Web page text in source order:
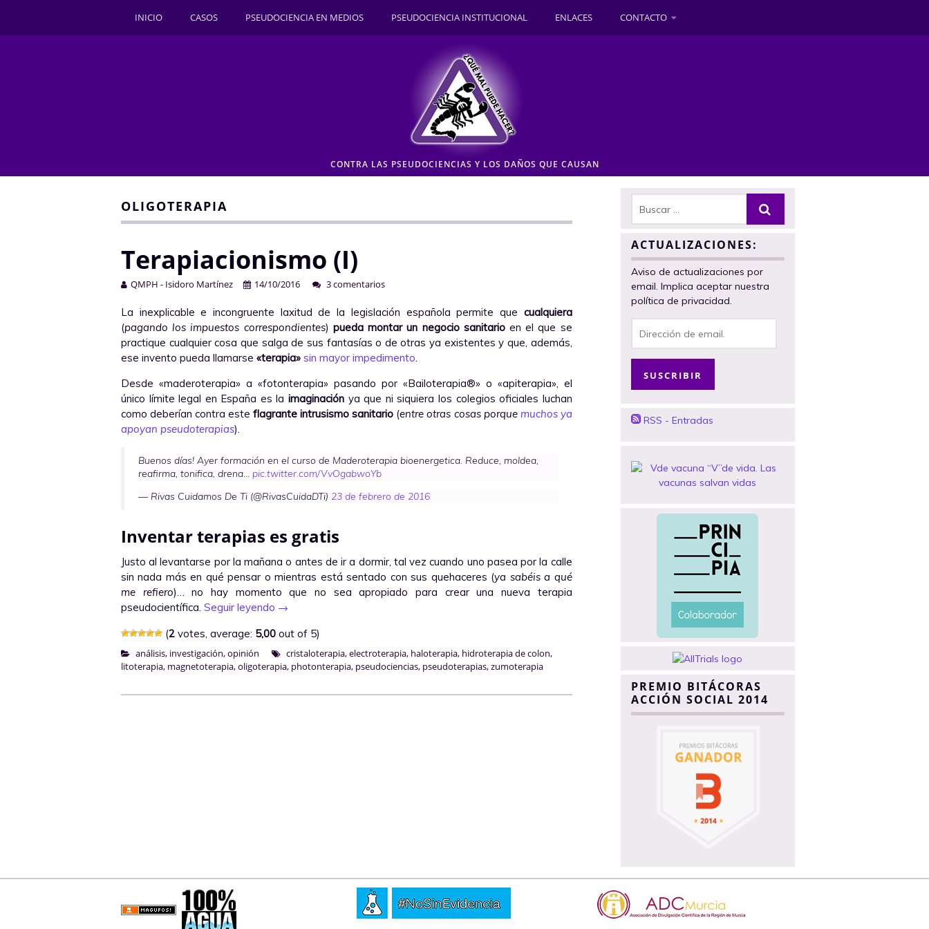
INICIO CASOS PSEUDOCIENCIA EN MEDIOS PSEUDOCIENCIA INSTITUCIONAL ENLACES CONTACTO
CONTRA LAS PSEUDOCIENCIAS Y LOS DAÑOS QUE CAUSAN
OLIGOTERAPIA
Terapiacionismo (I)
QMPH - Isidoro Martínez 14/10/2016 3 comentarios
La inexplicable e incongruente laxitud de la legislación española permite que cualquiera
(pagando los impuestos correspondientes) pueda montar un negocio sanitarioen el que se
practique cualquier cosa que salga de sus fantasías o de otras ya existentes y que, además,
ese invento pueda llamarse «terapia» sin mayor impedimento.
Desde «maderoterapia» a «fotonterapia» pasando por «Bailoterapia®» o «apiterapia», el
único límite legal en España es laimaginación ya que ni siquiera los colegios oficiales luchan
como deberían contra esteflagrante intrusismo sanitario (entre otras cosas porque muchos ya
apoyan pseudoterapias).
Buenos días! Ayer formación en el curso de Maderoterapia bioenergetica. Reduce, moldea,
reafirma, tonifica, drena… pic.twitter.com/VvOgabwoYb
— Rivas Cuidamos De Ti (@RivasCuidaDTi) 23 de febrero de 2016
Inventar terapias es gratis
Justo al levantarse por la mañana o antes de ir a dormir, tal vez cuando uno pasea por la calle
sin nada más en qué pensar o mientras está sentado con sus quehaceres (ya sabéis a qué
me refiero)… no hay momento que no sea apropiado para crear una nueva terapia
pseudocientífica. Seguir leyendo →
(2 votes, average: 5,00 out of 5)
análisis, investigación,opinión cristaloterapia,electroterapia, haloterapia, hidroterapia de colon,
litoterapia, magnetoterapia,oligoterapia, photonterapia, pseudociencias, pseudoterapias,zumoterapia
ACTUALIZACIONES:
Aviso de actualizaciones por
email. Implica aceptar nuestra
política de privacidad.
de
SUSCRIBIR
RSS - Entradas
PREMIO BITÁCORAS
ACCIÓN SOCIAL 2014